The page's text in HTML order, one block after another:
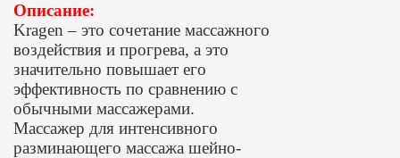
Описание:
Kragen – это сочетание массажного
воздействия и прогрева, а это
значительно повышает его
эффективность по сравнению с
обычными массажерами.
Массажер для интенсивного
разминающего массажа шейно-